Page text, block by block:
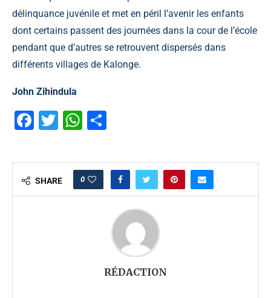
délinquance juvénile et met en péril l’avenir les enfants
dont certains passent des journées dans la cour de l’école
pendant que d’autres se retrouvent dispersés dans
différents villages de Kalonge.
John Zihindula
Facebook
TwitterWhatsApp
SHARE 0
RÉDACTION